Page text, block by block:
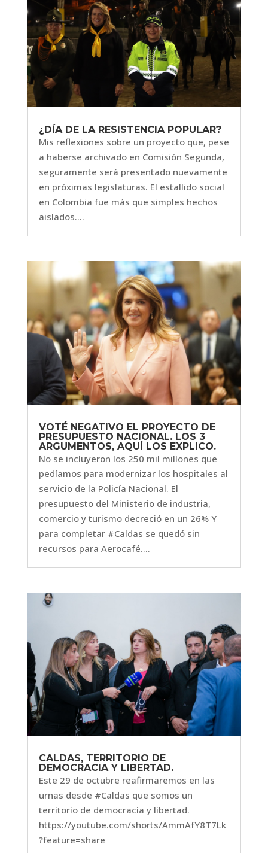
¿DÍA DE LA RESISTENCIA POPULAR?
Mis reflexiones sobre un proyecto que, pese
a haberse archivado en Comisión Segunda,
seguramente será presentado nuevamente
en próximas legislaturas. El estallido social
en Colombia fue más que simples hechos
aislados....
VOTÉ NEGATIVO EL PROYECTO DE
PRESUPUESTO NACIONAL. LOS 3
ARGUMENTOS, AQUÍ LOS EXPLICO.
No se incluyeron los 250 mil millones que
pedíamos para modernizar los hospitales al
servicio de la Policía Nacional. El
presupuesto del Ministerio de industria,
comercio y turismo decreció en un 26% Y
para completar #Caldas se quedó sin
recursos para Aerocafé....
CALDAS, TERRITORIO DE
DEMOCRACIA Y LIBERTAD.
Este 29 de octubre reafirmaremos en las
urnas desde #Caldas que somos un
territorio de democracia y libertad.
https://youtube.com/shorts/AmmAfY8T7Lk
?feature=share